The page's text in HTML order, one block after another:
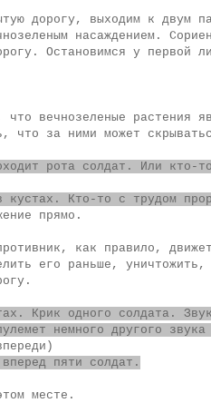
дорогу, выходим к двум
насаждением.
Остановимся у первой
вечнозеленые растения
что за ними может
рота солдат. Или кто-
кустах. Кто-то с трудом
прямо.
как правило,
его раньше,
Крик одного солдата.
немного другого
пяти солдат.
месте.